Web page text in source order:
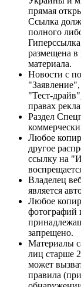
прямая
Ссылка
полного
размещена в
материала.
Новости с
"Тест-
правах
Раздел
Любое
другое
ссылку на
Владелец
является
Любое
фотографий
запрещено.
Материалы
лиц старше
может
правила